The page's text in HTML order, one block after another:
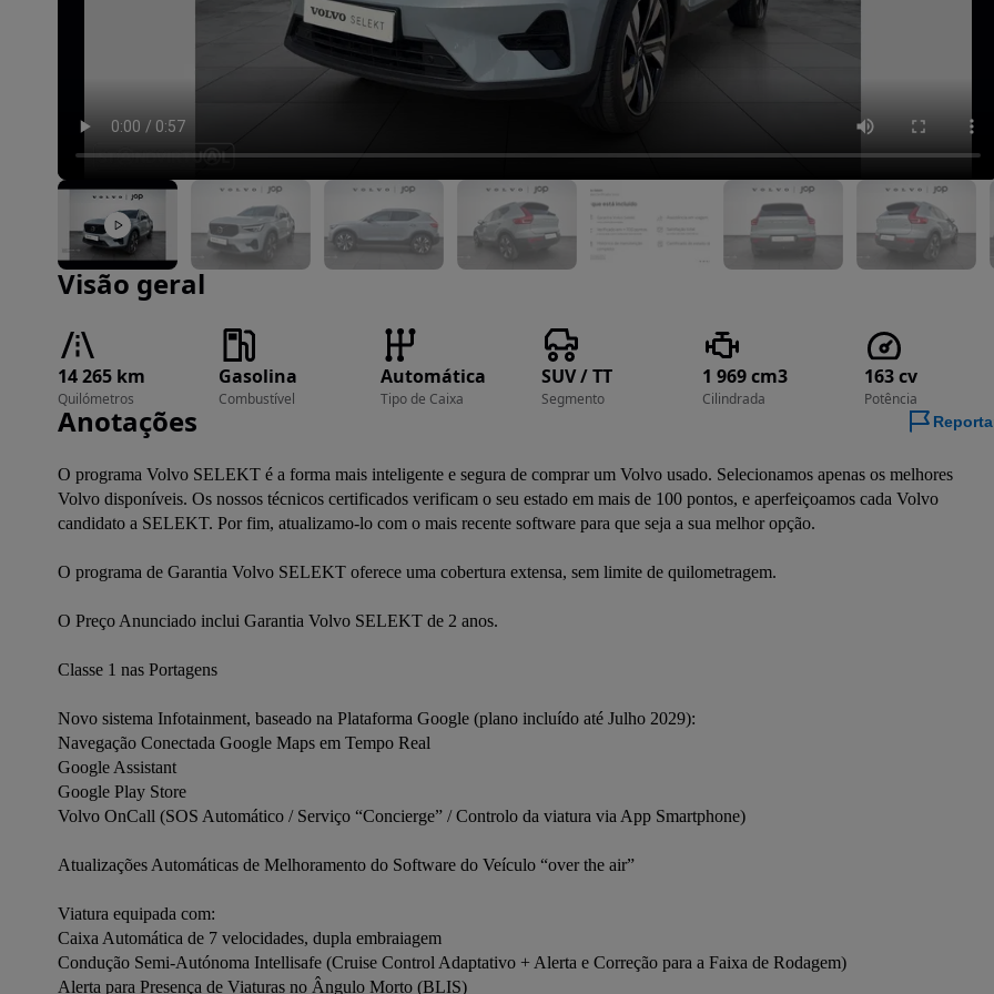
Imagem 1 de 18
Visão geral
14 265 km
Quilómetros
Gasolina
Combustível
Automática
Tipo de Caixa
SUV / TT
Segmento
1 969 cm3
Cilindrada
163 cv
Potência
Anotações
O programa Volvo SELEKT é a forma mais inteligente e segura de comprar um Volvo usado. Selecionamos apenas os melhores
Volvo disponíveis. Os nossos técnicos certificados verificam o seu estado em mais de 100 pontos, e aperfeiçoamos cada Volvo
candidato a SELEKT. Por fim, atualizamo-lo com o mais recente software para que seja a sua melhor opção.
O programa de Garantia Volvo SELEKT oferece uma cobertura extensa, sem limite de quilometragem.
O Preço Anunciado inclui Garantia Volvo SELEKT de 2 anos.
Classe 1 nas Portagens
Novo sistema Infotainment, baseado na Plataforma Google (plano incluído até Julho 2029):
Navegação Conectada Google Maps em Tempo Real
Google Assistant
Google Play Store
Volvo OnCall (SOS Automático / Serviço “Concierge” / Controlo da viatura via App Smartphone)
Atualizações Automáticas de Melhoramento do Software do Veículo “over the air”
Viatura equipada com:
Caixa Automática de 7 velocidades, dupla embraiagem
Condução Semi-Autónoma Intellisafe (Cruise Control Adaptativo + Alerta e Correção para a Faixa de Rodagem)
Alerta para Presença de Viaturas no Ângulo Morto (BLIS)